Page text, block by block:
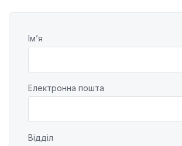
Ім’я
Електронна пошта
Відділ